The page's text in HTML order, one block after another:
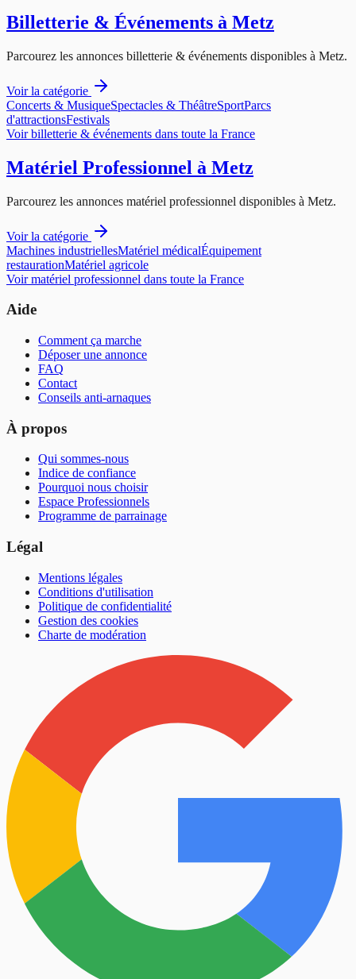
Billetterie & Événements à Metz
Parcourez les annonces billetterie & événements disponibles à Metz.
Voir la catégorie
Concerts & MusiqueSpectacles & ThéâtreSportParcs
d'attractionsFestivals
Voirbilletterie & événements dans toute la France
Matériel Professionnel à Metz
Parcourez les annonces matériel professionnel disponibles à Metz.
Voir la catégorie
Machines industriellesMatériel médicalÉquipement
restaurationMatériel agricole
Voirmatériel professionnel dans toute la France
Aide
Comment ça marche
Déposer une annonce
FAQ
Contact
Conseils anti-arnaques
À propos
Qui sommes-nous
Indice de confiance
Pourquoi nous choisir
Espace Professionnels
Programme de parrainage
Légal
Mentions légales
Conditions d'utilisation
Politique de confidentialité
Gestion des cookies
Charte de modération